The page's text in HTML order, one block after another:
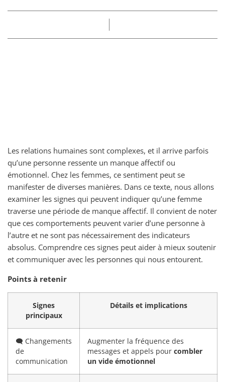
Les relations humaines sont complexes, et il arrive parfois
qu’une personne ressente un manque affectif ou
émotionnel. Chez les femmes, ce sentiment peut se
manifester de diverses manières. Dans ce texte, nous allons
examiner les signes qui peuvent indiquer qu’une femme
traverse une période de manque affectif. Il convient de noter
que ces comportements peuvent varier d’une personne à
l’autre et ne sont pas nécessairement des indicateurs
absolus. Comprendre ces signes peut aider à mieux soutenir
et communiquer avec les personnes qui nous entourent.
Points à retenir
Signes
principaux
Détails et implications
🗨️ Changements
de
communication
Augmenter la fréquence des
messages et appels pour combler
un vide émotionnel